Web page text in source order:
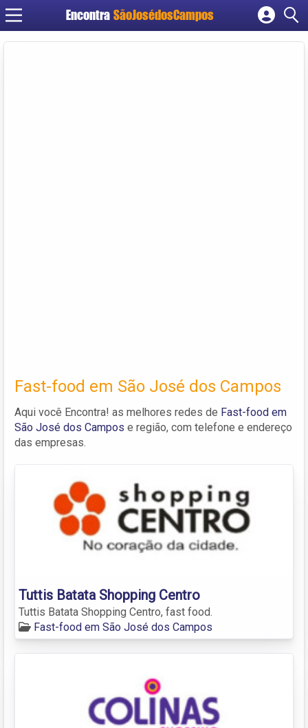
Encontra SãoJosédosCampos
Cadastrar empresa
Fast-food em São José dos Campos
Aqui você Encontra! as melhores redes de Fast-food em
São José dos Campos e região, com telefone e endereço
das empresas.
Tuttis Batata Shopping Centro
Tuttis Batata Shopping Centro, fast food.
Fast-food em São José dos Campos